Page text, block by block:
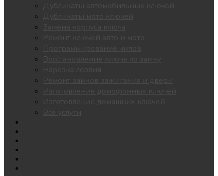
Дубликаты автомобильных ключей
Дубликаты мото ключей
Замена корпуса ключа
Ремонт ключей авто и мото
Программирование чипов
Восстановление ключа по замку
Нарезка лезвия
Ремонт замков зажигания и двери
Изготовление домофонных ключей
Изготовление домашних ключей
Все услуги